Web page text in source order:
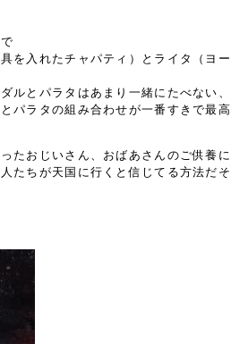
を入れたチャパティ）とライタ（ヨ
ルとパラタはあまり一緒にたべない
パラタの組み合わせが一番すきで最
たおじいさん、おばあさんのご供養
たちが天国に行くと信じてる方法だ